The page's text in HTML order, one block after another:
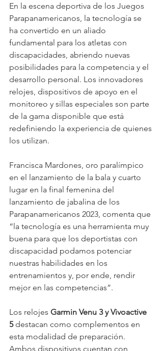
En la escena deportiva de los Juegos
Parapanamericanos, la tecnología se
ha convertido en un aliado
fundamental para los atletas con
discapacidades, abriendo nuevas
posibilidades para la competencia y el
desarrollo personal. Los innovadores
relojes, dispositivos de apoyo en el
monitoreo y sillas especiales son parte
de la gama disponible que está
redefiniendo la experiencia de quienes
los utilizan.
Francisca Mardones, oro paralímpico
en el lanzamiento de la bala y cuarto
lugar en la final femenina del
lanzamiento de jabalina de los
Parapanamericanos 2023, comenta que
“la tecnología es una herramienta muy
buena para que los deportistas con
discapacidad podamos potenciar
nuestras habilidades en los
entrenamientos y, por ende, rendir
mejor en las competencias”.
Los relojes Garmin Venu 3 y Vivoactive
5 destacan como complementos en
esta modalidad de preparación.
Ambos dispositivos cuentan con